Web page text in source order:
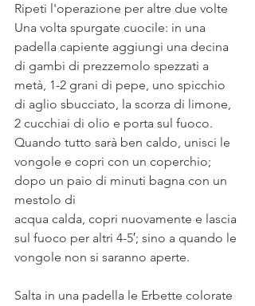
Ripeti l'operazione per altre due volte
Una volta spurgate cuocile: in una
padella capiente aggiungi una decina
di gambi di prezzemolo spezzati a
metà, 1-2 grani di pepe, uno spicchio
di aglio sbucciato, la scorza di limone,
2 cucchiai di olio e porta sul fuoco.
Quando tutto sarà ben caldo, unisci le
vongole e copri con un coperchio;
dopo un paio di minuti bagna con un
mestolo di
acqua calda, copri nuovamente e lascia
sul fuoco per altri 4-5′; sino a quando le
vongole non si saranno aperte.
Salta in una padella le Erbette colorate